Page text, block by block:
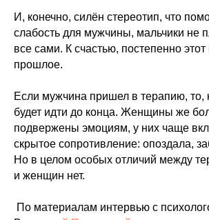
И, конечно, силён стереотип, что
слабость для мужчины, мальчики не
все сами. К счастью, постепенно
прошлое.
Если мужчина пришел в терапию, то,
будет идти до конца. Женщины же
подвержены эмоциям, у них чаще
скрытое сопротивление: опоздала,
Но в целом особых отличий между
и женщин нет.
По материалам интервью с